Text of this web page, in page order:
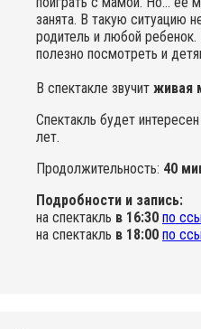
занята. В такую ситуацию
родитель и любой
полезно посмотреть и
В спектакле звучит живая
Спектакль будет
лет.
Продолжительность: 40
Подробности и запись:
на спектакль в 16:30 по
на спектакль в 18:00 по